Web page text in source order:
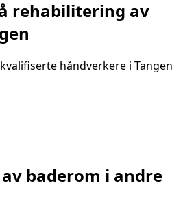
rehabilitering av
håndverkere i Tangen
baderom i andre